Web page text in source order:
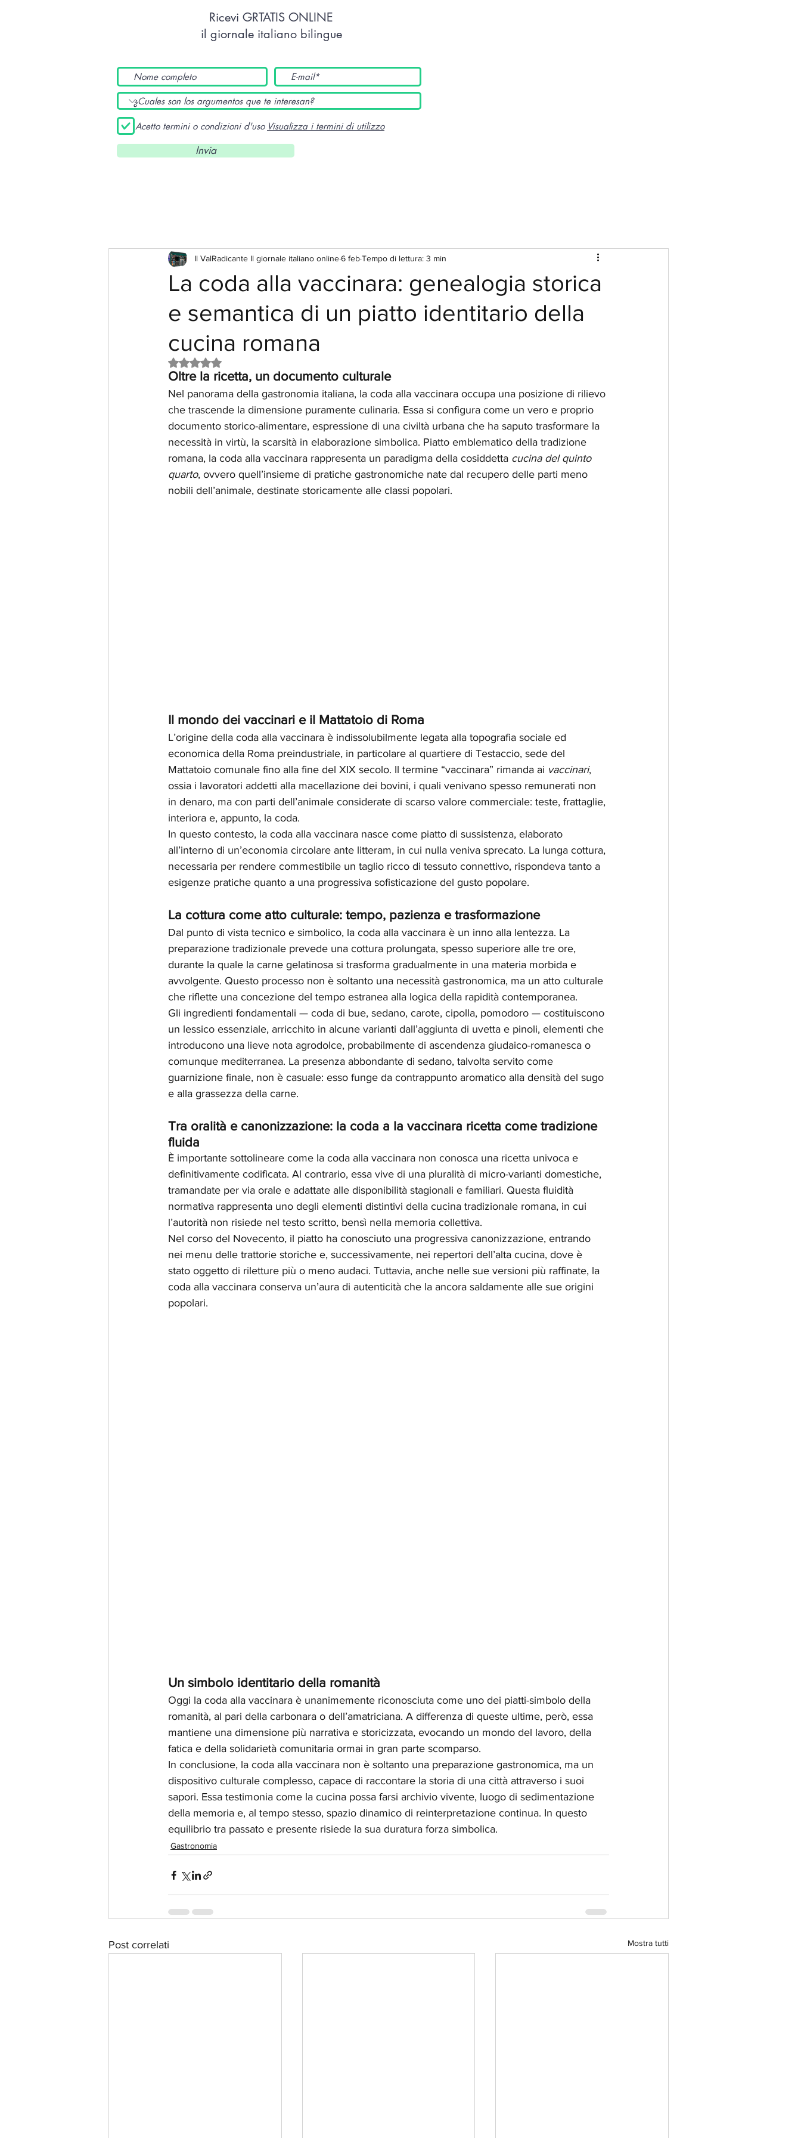
Ricevi GRTATIS ONLINE
il giornale italiano bilingue
Acetto termini o condizioni d'uso Visualizza i termini di utilizzo
Invia
La coda alla vaccinara: genealogia storica
e semantica di un piatto identitario della
cucina romana
Il ValRadicante Il giornale italiano online6 febTempo di lettura: 3 min
Valutazione NaN stelle su 5.
Oltre la ricetta, un documento culturale
Nel panorama della gastronomia italiana, la coda alla vaccinara occupa una posizione di rilievo
che trascende la dimensione puramente culinaria. Essa si configura come un vero e proprio
documento storico-alimentare, espressione di una civiltà urbana che ha saputo trasformare la
necessità in virtù, la scarsità in elaborazione simbolica. Piatto emblematico della tradizione
romana, la coda alla vaccinara rappresenta un paradigma della cosiddetta cucina del quinto
quarto, ovvero quell’insieme di pratiche gastronomiche nate dal recupero delle parti meno
nobili dell’animale, destinate storicamente alle classi popolari.
Il mondo dei vaccinari e il Mattatoio di Roma
L’origine della coda alla vaccinara è indissolubilmente legata alla topografia sociale ed
economica della Roma preindustriale, in particolare al quartiere di Testaccio, sede del
Mattatoio comunale fino alla fine del XIX secolo. Il termine “vaccinara” rimanda ai vaccinari,
ossia i lavoratori addetti alla macellazione dei bovini, i quali venivano spesso remunerati non
in denaro, ma con parti dell’animale considerate di scarso valore commerciale: teste, frattaglie,
interiora e, appunto, la coda.
In questo contesto, la coda alla vaccinara nasce come piatto di sussistenza, elaborato
all’interno di un’economia circolare ante litteram, in cui nulla veniva sprecato. La lunga cottura,
necessaria per rendere commestibile un taglio ricco di tessuto connettivo, rispondeva tanto a
esigenze pratiche quanto a una progressiva sofisticazione del gusto popolare.
La cottura come atto culturale: tempo, pazienza e trasformazione
Dal punto di vista tecnico e simbolico, la coda alla vaccinara è un inno alla lentezza. La
preparazione tradizionale prevede una cottura prolungata, spesso superiore alle tre ore,
durante la quale la carne gelatinosa si trasforma gradualmente in una materia morbida e
avvolgente. Questo processo non è soltanto una necessità gastronomica, ma un atto culturale
che riflette una concezione del tempo estranea alla logica della rapidità contemporanea.
Gli ingredienti fondamentali — coda di bue, sedano, carote, cipolla, pomodoro — costituiscono
un lessico essenziale, arricchito in alcune varianti dall’aggiunta di uvetta e pinoli, elementi che
introducono una lieve nota agrodolce, probabilmente di ascendenza giudaico-romanesca o
comunque mediterranea. La presenza abbondante di sedano, talvolta servito come
guarnizione finale, non è casuale: esso funge da contrappunto aromatico alla densità del sugo
e alla grassezza della carne.
Tra oralità e canonizzazione: la coda a la vaccinara ricetta come tradizione
fluida
È importante sottolineare come la coda alla vaccinara non conosca una ricetta univoca e
definitivamente codificata. Al contrario, essa vive di una pluralità di micro-varianti domestiche,
tramandate per via orale e adattate alle disponibilità stagionali e familiari. Questa fluidità
normativa rappresenta uno degli elementi distintivi della cucina tradizionale romana, in cui
l’autorità non risiede nel testo scritto, bensì nella memoria collettiva.
Nel corso del Novecento, il piatto ha conosciuto una progressiva canonizzazione, entrando
nei menu delle trattorie storiche e, successivamente, nei repertori dell’alta cucina, dove è
stato oggetto di riletture più o meno audaci. Tuttavia, anche nelle sue versioni più raffinate, la
coda alla vaccinara conserva un’aura di autenticità che la ancora saldamente alle sue origini
popolari.
Un simbolo identitario della romanità
Oggi la coda alla vaccinara è unanimemente riconosciuta come uno dei piatti-simbolo della
romanità, al pari della carbonara o dell’amatriciana. A differenza di queste ultime, però, essa
mantiene una dimensione più narrativa e storicizzata, evocando un mondo del lavoro, della
fatica e della solidarietà comunitaria ormai in gran parte scomparso.
In conclusione, la coda alla vaccinara non è soltanto una preparazione gastronomica, ma un
dispositivo culturale complesso, capace di raccontare la storia di una città attraverso i suoi
sapori. Essa testimonia come la cucina possa farsi archivio vivente, luogo di sedimentazione
della memoria e, al tempo stesso, spazio dinamico di reinterpretazione continua. In questo
equilibrio tra passato e presente risiede la sua duratura forza simbolica.
Gastronomia
Post correlati Mostra tutti